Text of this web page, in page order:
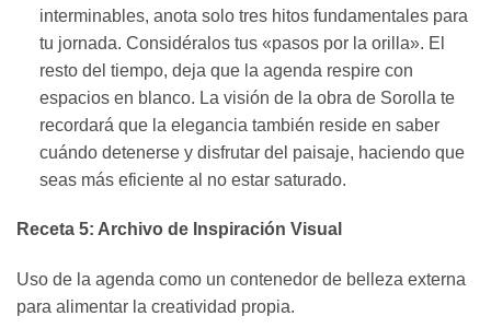
interminables, anota solo tres hitos fundamentales para
tu jornada. Considéralos tus «pasos por la orilla». El
resto del tiempo, deja que la agenda respire con
espacios en blanco. La visión de la obra de Sorolla te
recordará que la elegancia también reside en saber
cuándo detenerse y disfrutar del paisaje, haciendo que
seas más eficiente al no estar saturado.
Receta 5: Archivo de Inspiración Visual
Uso de la agenda como un contenedor de belleza externa
para alimentar la creatividad propia.